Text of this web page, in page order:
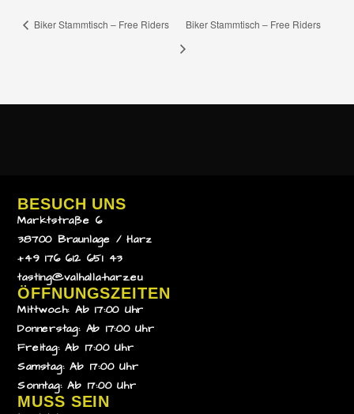
Biker Stammtisch – Free Riders Biker Stammtisch – Free Riders
BESUCH UNS
Marktstraße 6
38700 Braunlage / Harz
+49 176 612 651 43
tasting@valhalla-harz.eu
ÖFFNUNGSZEITEN
Mittwoch: Ab 17:00 Uhr
Donnerstag: Ab 17:00 Uhr
Freitag: Ab 17:00 Uhr
Samstag: Ab 17:00 Uhr
Sonntag: Ab 17:00 Uhr
MUSS SEIN